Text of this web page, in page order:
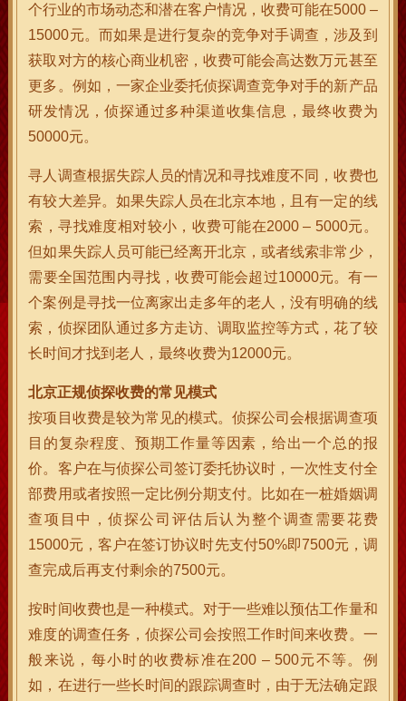
个行业的市场动态和潜在客户情况，收费可能在5000 –
15000元。而如果是进行复杂的竞争对手调查，涉及到
获取对方的核心商业机密，收费可能会高达数万元甚至
更多。例如，一家企业委托侦探调查竞争对手的新产品
研发情况，侦探通过多种渠道收集信息，最终收费为
50000元。
寻人调查根据失踪人员的情况和寻找难度不同，收费也
有较大差异。如果失踪人员在北京本地，且有一定的线
索，寻找难度相对较小，收费可能在2000 – 5000元。
但如果失踪人员可能已经离开北京，或者线索非常少，
需要全国范围内寻找，收费可能会超过10000元。有一
个案例是寻找一位离家出走多年的老人，没有明确的线
索，侦探团队通过多方走访、调取监控等方式，花了较
长时间才找到老人，最终收费为12000元。
北京正规侦探收费的常见模式
按项目收费是较为常见的模式。侦探公司会根据调查项
目的复杂程度、预期工作量等因素，给出一个总的报
价。客户在与侦探公司签订委托协议时，一次性支付全
部费用或者按照一定比例分期支付。比如在一桩婚姻调
查项目中，侦探公司评估后认为整个调查需要花费
15000元，客户在签订协议时先支付50%即7500元，调
查完成后再支付剩余的7500元。
按时间收费也是一种模式。对于一些难以预估工作量和
难度的调查任务，侦探公司会按照工作时间来收费。一
般来说，每小时的收费标准在200 – 500元不等。例
如，在进行一些长时间的跟踪调查时，由于无法确定跟